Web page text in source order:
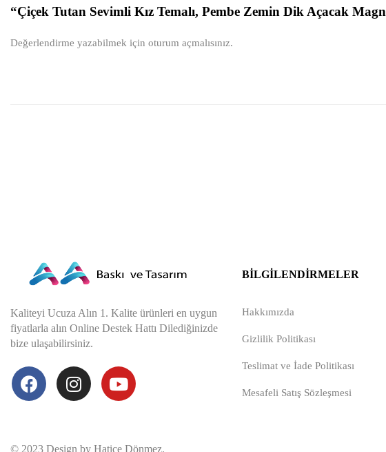
“Çiçek Tutan Sevimli Kız Temalı, Pembe Zemin Dik Açacak
Değerlendirme yazabilmek için oturum açmalısınız.
Kaliteyi Ucuza Alın 1. Kalite ürünleri en uygun
fiyatlarla alın Online Destek Hattı Dilediğinizde
bize ulaşabilirsiniz.
BILGILENDIRMELER
Hakkımızda
Gizlilik Politikası
Teslimat ve İade Politikası
Mesafeli Satış Sözleşmesi
© 2023 Design by Hatice Dönmez.